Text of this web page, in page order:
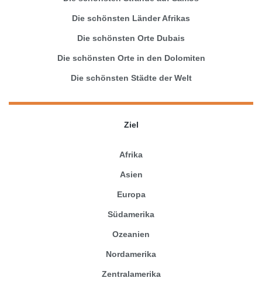
Die schönsten Länder Afrikas
Die schönsten Orte Dubais
Die schönsten Orte in den Dolomiten
Die schönsten Städte der Welt
Ziel
Afrika
Asien
Europa
Südamerika
Ozeanien
Nordamerika
Zentralamerika